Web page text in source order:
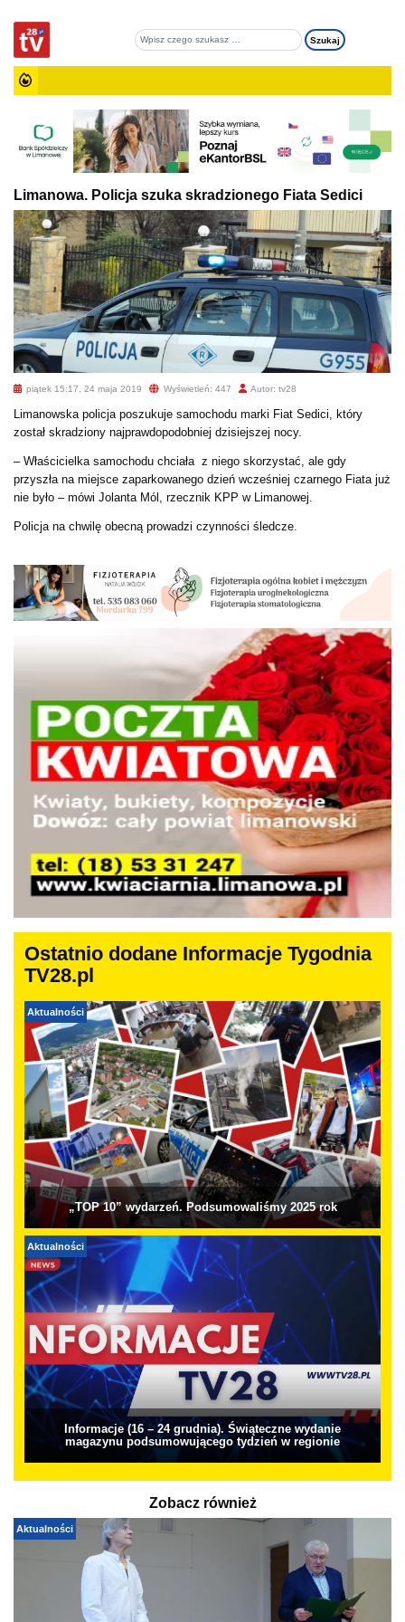
Limanowa. Policja szuka skradzionego Fiata Sedici
piątek 15:17, 24 maja 2019 Wyświetleń: 447 Autor: tv28
Limanowska policja poszukuje samochodu marki Fiat Sedici, który
został skradziony najprawdopodobniej dzisiejszej nocy.
– Właścicielka samochodu chciała z niego skorzystać, ale gdy
przyszła na miejsce zaparkowanego dzień wcześniej czarnego Fiata już
nie było – mówi Jolanta Mól, rzecznik KPP w Limanowej.
Policja na chwilę obecną prowadzi czynności śledcze.
Ostatnio dodane Informacje Tygodnia
TV28.pl
Aktualności
„TOP 10” wydarzeń. Podsumowaliśmy 2025 rok
Aktualności
Informacje (16 – 24 grudnia). Świąteczne wydanie
magazynu podsumowującego tydzień w regionie
Zobacz również
Aktualności